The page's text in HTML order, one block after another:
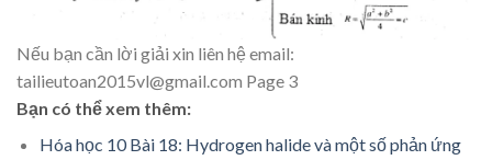
Nếu bạn cần lời giải xin liên hệ email:
tailieutoan2015vl@gmail.com Page 3
Bạn có thể xem thêm:
Hóa học 10 Bài 18: Hydrogen halide và một số phản ứng